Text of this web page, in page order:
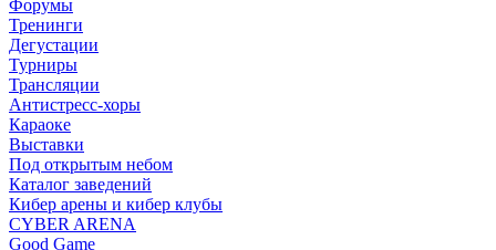
Форумы
Тренинги
Дегустации
Турниры
Трансляции
Антистресс-хоры
Караоке
Выставки
Под открытым небом
Каталог заведений
Кибер арены и кибер клубы
CYBER ARENA
Good Game